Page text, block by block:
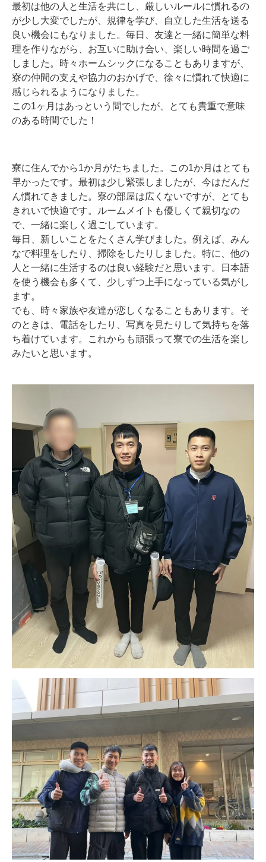
最初は他の人と生活を共にし、厳しいルールに慣れるの
が少し大変でしたが、規律を学び、自立した生活を送る
良い機会にもなりました。毎日、友達と一緒に簡単な料
理を作りながら、お互いに助け合い、楽しい時間を過ご
しました。時々ホームシックになることもありますが、
寮の仲間の支えや協力のおかげで、徐々に慣れて快適に
感じられるようになりました。
この1ヶ月はあっという間でしたが、とても貴重で意味
のある時間でした！
寮に住んでから1か月がたちました。この1か月はとても
早かったです。最初は少し緊張しましたが、今はだんだ
ん慣れてきました。寮の部屋は広くないですが、とても
きれいで快適です。ルームメイトも優しくて親切なの
で、一緒に楽しく過ごしています。
毎日、新しいことをたくさん学びました。例えば、みん
なで料理をしたり、掃除をしたりしました。特に、他の
人と一緒に生活するのは良い経験だと思います。日本語
を使う機会も多くて、少しずつ上手になっている気がし
ます。
でも、時々家族や友達が恋しくなることもあります。そ
のときは、電話をしたり、写真を見たりして気持ちを落
ち着けています。これからも頑張って寮での生活を楽し
みたいと思います。